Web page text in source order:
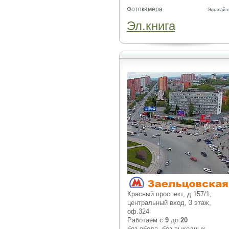
Фотокамера
Эл.книга
Красный проспект, д.157/1,
центральный вход, 3 этаж,
оф.324
Работаем с 9до 20